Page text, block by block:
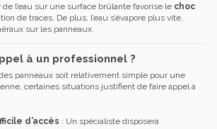
l’eau sur une surface brûlante favorise le choc
de traces. De plus, l’eau s’évapore plus vite,
sur les panneaux.
à un professionnel ?
panneaux soit relativement simple pour une
certaines situations justifient de faire appel à
d’accès : Un spécialiste disposera